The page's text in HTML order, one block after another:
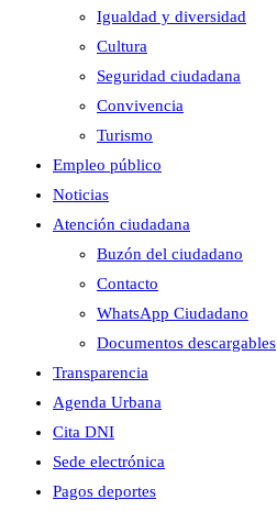
Igualdad y diversidad
Cultura
Seguridad ciudadana
Convivencia
Turismo
Empleo público
Noticias
Atención ciudadana
Buzón del ciudadano
Contacto
WhatsApp Ciudadano
Documentos descargables
Transparencia
Agenda Urbana
Cita DNI
Sede electrónica
Pagos deportes